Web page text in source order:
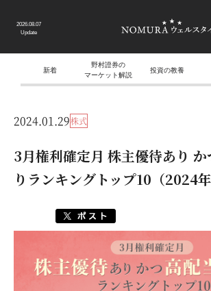
2026.08.07
Update
新着
野村證券の
マーケット解説
投資の教養
2024.01.29株式
3月権利確定月 株主優待あり
りランキングトップ10（2024年